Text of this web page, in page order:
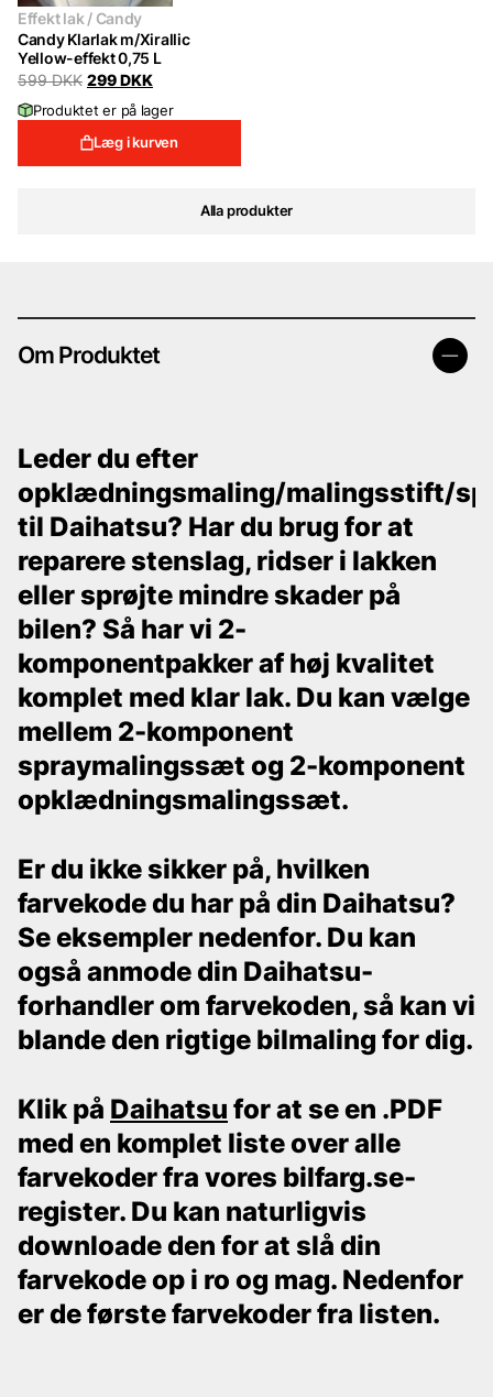
Alla produkter
Effekt lak / Candy
Candy Klarlak m/Xirallic
Yellow-effekt 0,75 L
599DKK Original
was:
299DKKCurrent
is:
Produktet er på lager
Læg i kurven
Om Produktet
Leder du efter
opklædningsmaling/malingsstift/
til Daihatsu? Har du brug for at
reparere stenslag, ridser i lakken
eller sprøjte mindre skader på
bilen? Så har vi 2-
komponentpakker af høj kvalitet
komplet med klar lak. Du kan vælge
mellem 2-komponent
spraymalingssæt og 2-komponent
opklædningsmalingssæt.
Er du ikke sikker på, hvilken
farvekode du har på din Daihatsu?
Se eksempler nedenfor. Du kan
også anmode din Daihatsu-
forhandler om farvekoden, så kan vi
blande den rigtige bilmaling for dig.
Klik på Daihatsu for at se en .PDF
med en komplet liste over alle
farvekoder fra vores bilfarg.se-
register. Du kan naturligvis
downloade den for at slå din
farvekode op i ro og mag. Nedenfor
er de første farvekoder fra listen.